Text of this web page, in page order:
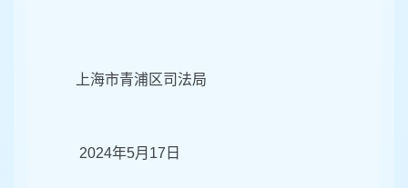
上海市青浦区司法局
2024年5月17日